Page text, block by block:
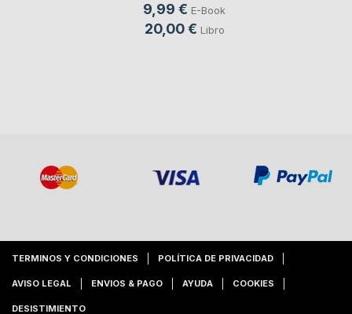
9,99 € E-Book
20,00 € Libro
TERMINOS Y CONDICIONES POLÍTICA DE PRIVACIDAD
AVISO LEGAL ENVIOS & PAGO AYUDA COOKIES
DESISTIMIENTO